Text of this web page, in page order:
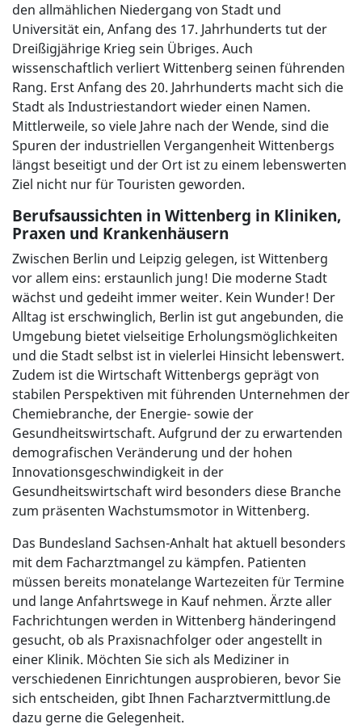
den allmählichen Niedergang von Stadt und
Universität ein, Anfang des 17. Jahrhunderts tut der
Dreißigjährige Krieg sein Übriges. Auch
wissenschaftlich verliert Wittenberg seinen führenden
Rang. Erst Anfang des 20. Jahrhunderts macht sich die
Stadt als Industriestandort wieder einen Namen.
Mittlerweile, so viele Jahre nach der Wende, sind die
Spuren der industriellen Vergangenheit Wittenbergs
längst beseitigt und der Ort ist zu einem lebenswerten
Ziel nicht nur für Touristen geworden.
Berufsaussichten in Wittenberg in Kliniken,
Praxen und Krankenhäusern
Zwischen Berlin und Leipzig gelegen, ist Wittenberg
vor allem eins: erstaunlich jung! Die moderne Stadt
wächst und gedeiht immer weiter. Kein Wunder! Der
Alltag ist erschwinglich, Berlin ist gut angebunden, die
Umgebung bietet vielseitige Erholungsmöglichkeiten
und die Stadt selbst ist in vielerlei Hinsicht lebenswert.
Zudem ist die Wirtschaft Wittenbergs geprägt von
stabilen Perspektiven mit führenden Unternehmen der
Chemiebranche, der Energie- sowie der
Gesundheitswirtschaft. Aufgrund der zu erwartenden
demografischen Veränderung und der hohen
Innovationsgeschwindigkeit in der
Gesundheitswirtschaft wird besonders diese Branche
zum präsenten Wachstumsmotor in Wittenberg.
Das Bundesland Sachsen-Anhalt hat aktuell besonders
mit dem Facharztmangel zu kämpfen. Patienten
müssen bereits monatelange Wartezeiten für Termine
und lange Anfahrtswege in Kauf nehmen. Ärzte aller
Fachrichtungen werden in Wittenberg händeringend
gesucht, ob als Praxisnachfolger oder angestellt in
einer Klinik. Möchten Sie sich als Mediziner in
verschiedenen Einrichtungen ausprobieren, bevor Sie
sich entscheiden, gibt Ihnen Facharztvermittlung.de
dazu gerne die Gelegenheit.